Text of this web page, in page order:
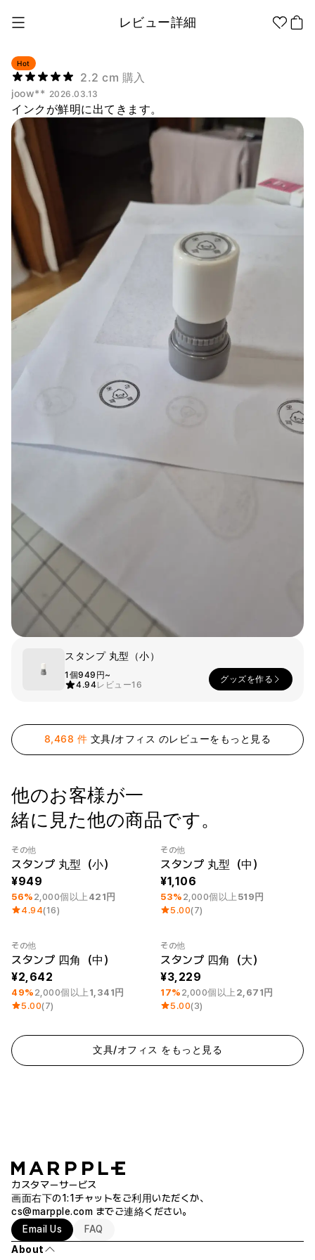
Hot
2.2 cm 購入
joow** 2026.03.13
インクが鮮明に出てきます。
スタンプ 丸型（小）
1個949円~
4.94レビュー16
グッズを作る
8,468 件 文具/オフィス のレビューをもっと見る
他のお客様が一
緒に見た他の商品です。
最小注文数量 1個 Category Best
その他
スタンプ 丸型（小）
949
56% 2,000個以上 421円
4.94(16)
最小注文数量 1個
その他
スタンプ 丸型（中）
1,106
53% 2,000個以上 519円
5.00(7)
最小注文数量 1個
その他
スタンプ 四角（中）
2,642
49% 2,000個以上 1,341円
5.00(7)
最小注文数量 1個
その他
スタンプ 四角（大）
3,229
17% 2,000個以上 2,671円
5.00(3)
文具/オフィス をもっと見る
カスタマーサービス
画面右下の1:1チャットをご利用いただくか、
cs@marpple.com までご連絡ください。
Email Us
FAQ
About
レビュー詳細
1個から制作
ノベルティ
アパレル
ファッション小物
ファングッズ
ステッカー
紙製品
文具/オフィス
スマホ
会員登録
ログイン
1：1お問い合わせ
カスタマーセンタ
ー
サービス紹介
アパレル カテゴリー
全商品
アウター
法被/ロー
袖タイプ
袖なし
半袖
長袖
素材
綿/ポリエステル
ナイロン
起毛
ダウンジャケット
キュレーション
販売BEST
デイリーTシャツ
&チューブトップ